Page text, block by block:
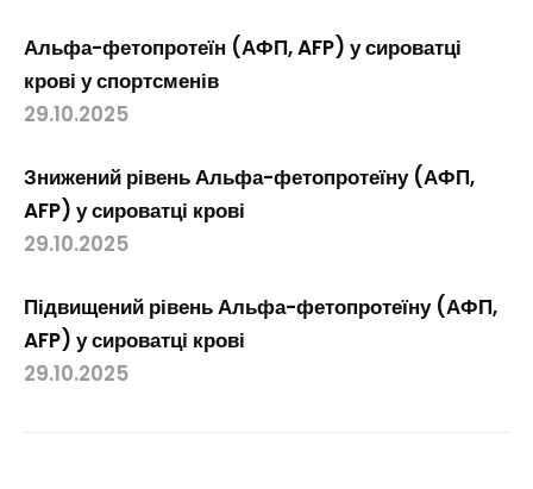
Альфа-фетопротеїн (АФП, AFP) у сироватці
крові у спортсменів
29.10.2025
Знижений рівень Альфа-фетопротеїну (АФП,
AFP) у сироватці крові
29.10.2025
Підвищений рівень Альфа-фетопротеїну (АФП,
AFP) у сироватці крові
29.10.2025